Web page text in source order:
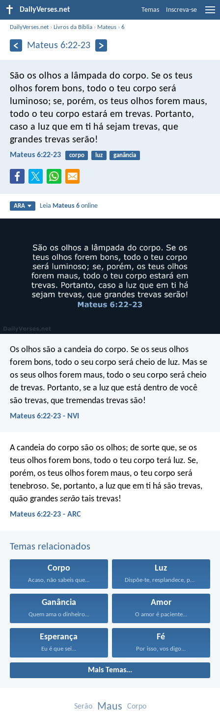
DailyVerses.net Temas Inscreva-se
DailyVerses.net ›Livros da Bíblia › Mateus ›6
Mateus 6:22-23
São os olhos a lâmpada do corpo. Se os teus
olhos forem bons, todo o teu corpo será
luminoso; se, porém, os teus olhos forem maus,
todo o teu corpo estará em trevas. Portanto,
caso a luz que em ti há sejam trevas, que
grandes trevas serão!
Mateus 6:22-23 corpo luz ganância
ARA Leia Mateus 6 online
Os olhos são a candeia do corpo. Se os seus olhos
forem bons, todo o seu corpo será cheio de luz. Mas se
os seus olhos forem maus, todo o seu corpo será cheio
de trevas. Portanto, se a luz que está dentro de você
são trevas, que tremendas trevas são!
Mateus 6:22-23 - NVI
A candeia do corpo são os olhos; de sorte que, se os
teus olhos forem bons, todo o teu corpo terá luz. Se,
porém, os teus olhos forem maus, o teu corpo será
tenebroso. Se, portanto, a luz que em ti há são trevas,
quão grandes serão tais trevas!
Mateus 6:22-23 - ARC
Temas relacionados
Corpo
Acaso, não sabeis que...
Luz
Dispõe-te, resplandece, porque vem...
Ganância
Quem ama o dinheiro...
Amor
O amor é paciente...
Esperança
Eu é que sei...
Fé
Por isso, vos digo...
Mais Temas...
Serão Maus Corpo